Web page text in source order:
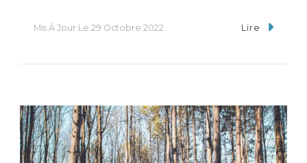
Mis À Jour Le 29 Octobre 2022 Lire